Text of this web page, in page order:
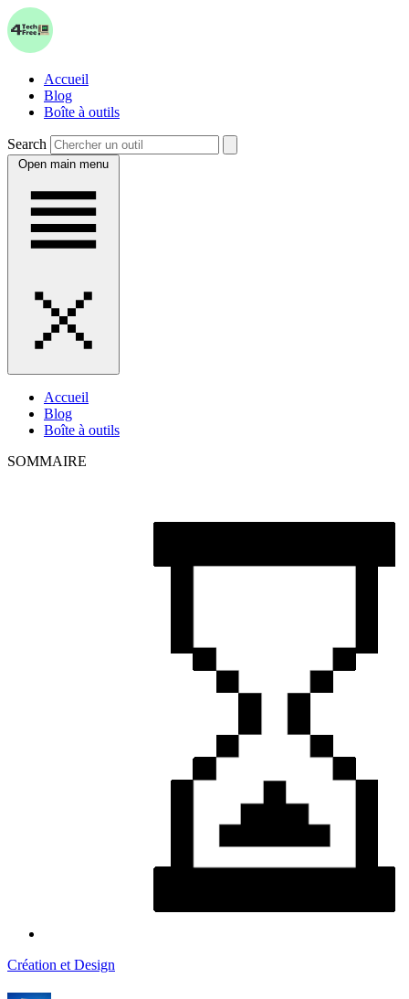
Accueil
Blog
Boîte à outils
Search
Open main menu
Accueil
Blog
Boîte à outils
SOMMAIRE
Création et Design